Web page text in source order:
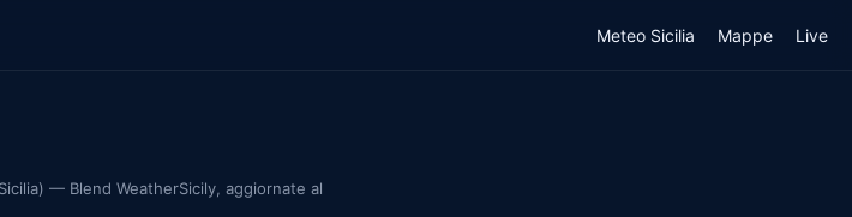
Meteo Sicilia Mappe Live
— Blend WeatherSicily, aggiornate al